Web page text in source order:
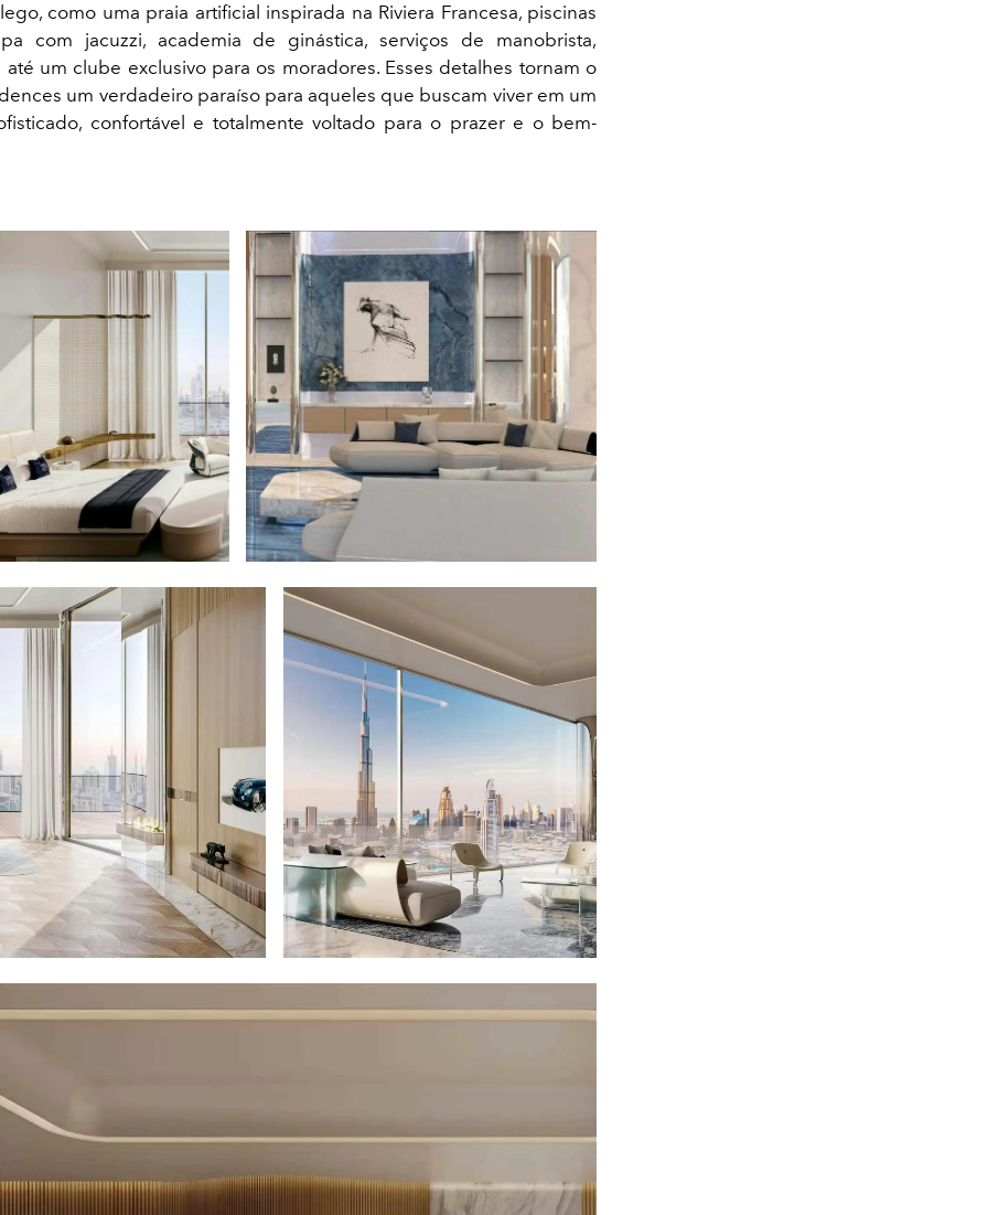
como uma praia artificial inspirada na Riviera Francesa, piscinas
com jacuzzi, academia de ginástica, serviços de manobrista,
um clube exclusivo para os moradores. Esses detalhes tornam o
um verdadeiro paraíso para aqueles que buscam viver em um
confortável e totalmente voltado para o prazer e o bem-